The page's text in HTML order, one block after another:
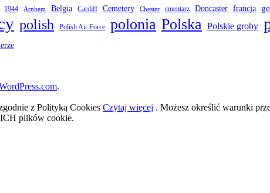
1944 Arnhem Belgia Cardiff Cemetery Chester cmentarz Doncaster francja
polish Polish Air Force polonia Polska Polskie groby
.
z Polityką Cookies Czytaj więcej . Możesz określić warunki
plików cookie.